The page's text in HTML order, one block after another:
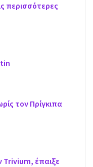
περισσότερες
τον Πρίγκιπα
Trivium, έπαιξε